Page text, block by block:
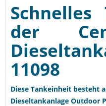
der
11098
Diese Tankeinheit besteht
Dieseltankanlage Outdoor